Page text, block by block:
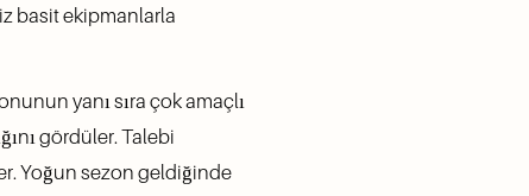
basit ekipmanlarla
yanı sıra çok amaçlı
gördüler. Talebi
Yoğun sezon geldiğinde